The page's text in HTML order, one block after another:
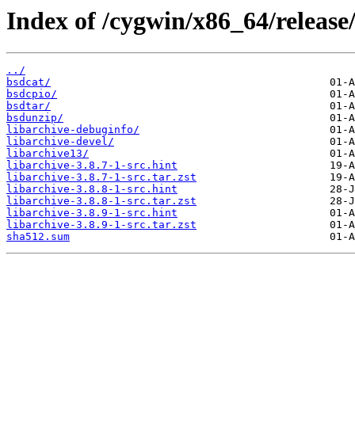
Index of /cygwin/x86_64/
../
bsdcat/
bsdcpio/
bsdtar/
bsdunzip/
libarchive-debuginfo/
libarchive-devel/
libarchive13/
libarchive-3.8.7-1-src.hint
libarchive-3.8.7-1-src.tar.zst
libarchive-3.8.8-1-src.hint
libarchive-3.8.8-1-src.tar.zst
libarchive-3.8.9-1-src.hint
libarchive-3.8.9-1-src.tar.zst
sha512.sum